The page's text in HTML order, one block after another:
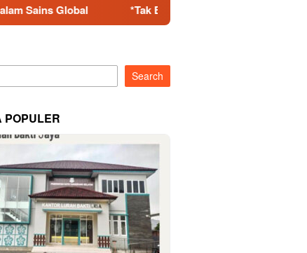
Berkutik! Komplotan Curanmor Residivis Dibekuk Polisi,
Search
POPULER